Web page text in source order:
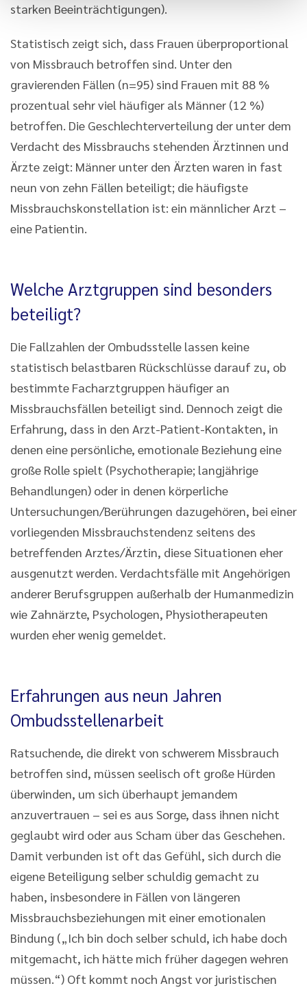
starken Beeinträchtigungen).
Statistisch zeigt sich, dass Frauen überproportional
von Missbrauch betroffen sind. Unter den
gravierenden Fällen (n=95) sind Frauen mit 88 %
prozentual sehr viel häufiger als Männer (12 %)
betroffen. Die Geschlechterverteilung der unter dem
Verdacht des Missbrauchs stehenden Ärztinnen und
Ärzte zeigt: Männer unter den Ärzten waren in fast
neun von zehn Fällen beteiligt; die häufigste
Missbrauchskonstellation ist: ein männlicher Arzt –
eine Patientin.
Welche Arztgruppen sind besonders
beteiligt?
Die Fallzahlen der Ombudsstelle lassen keine
statistisch belastbaren Rückschlüsse darauf zu, ob
bestimmte Facharztgruppen häufiger an
Missbrauchsfällen beteiligt sind. Dennoch zeigt die
Erfahrung, dass in den Arzt-Patient-Kontakten, in
denen eine persönliche, emotionale Beziehung eine
große Rolle spielt (Psychotherapie; langjährige
Behandlungen) oder in denen körperliche
Untersuchungen/Berührungen dazugehören, bei einer
vorliegenden Missbrauchstendenz seitens des
betreffenden Arztes/Ärztin, diese Situationen eher
ausgenutzt werden. Verdachtsfälle mit Angehörigen
anderer Berufsgruppen außerhalb der Humanmedizin
wie Zahnärzte, Psychologen, Physiotherapeuten
wurden eher wenig gemeldet.
Erfahrungen aus neun Jahren
Ombudsstellenarbeit
Ratsuchende, die direkt von schwerem Missbrauch
betroffen sind, müssen seelisch oft große Hürden
überwinden, um sich überhaupt jemandem
anzuvertrauen – sei es aus Sorge, dass ihnen nicht
geglaubt wird oder aus Scham über das Geschehen.
Damit verbunden ist oft das Gefühl, sich durch die
eigene Beteiligung selber schuldig gemacht zu
haben, insbesondere in Fällen von längeren
Missbrauchsbeziehungen mit einer emotionalen
Bindung („Ich bin doch selber schuld, ich habe doch
mitgemacht, ich hätte mich früher dagegen wehren
müssen.“) Oft kommt noch Angst vor juristischen